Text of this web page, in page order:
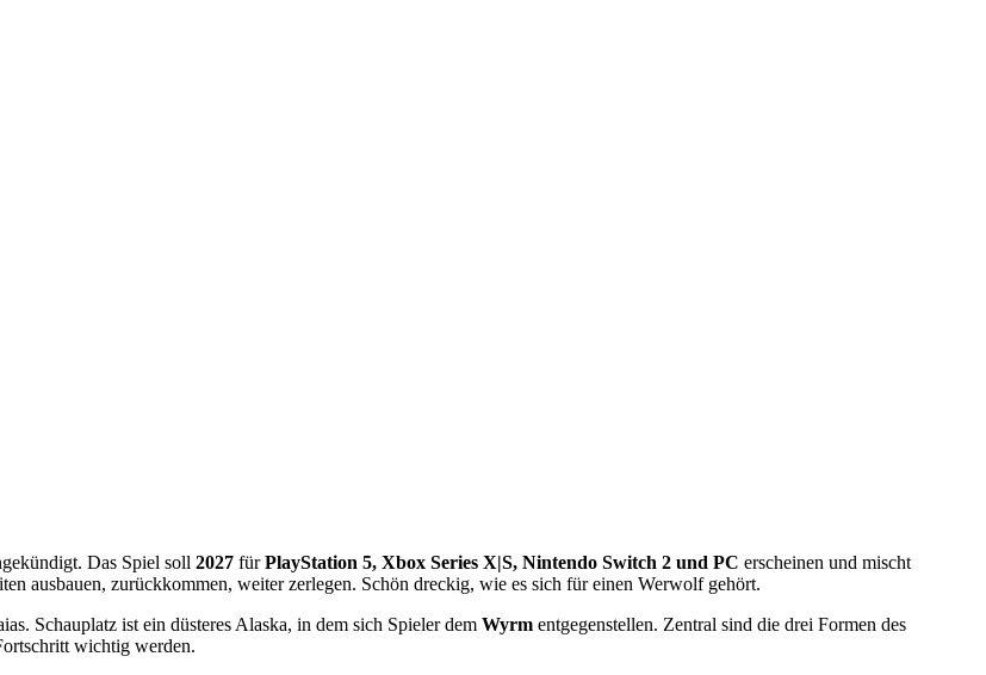
Das Spiel soll 2027 fürPlayStation 5, Xbox Series X|S, Nintendo Switch 2 und PC erscheinen und mischt
ausbauen, zurückkommen, weiter zerlegen. Schön dreckig, wie es sich für einen Werwolf gehört.
Schauplatz ist ein düsteres Alaska, in dem sich Spieler dem Wyrm entgegenstellen. Zentral sind die drei Formen des
wichtig werden.